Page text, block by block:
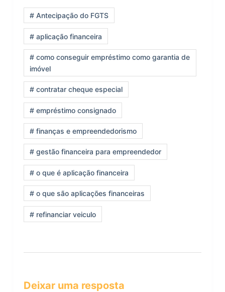
# Antecipação do FGTS
# aplicação financeira
# como conseguir empréstimo como garantia de
imóvel
# contratar cheque especial
# empréstimo consignado
# finanças e empreendedorismo
# gestão financeira para empreendedor
# o que é aplicação financeira
# o que são aplicações financeiras
# refinanciar veiculo
Deixar uma resposta